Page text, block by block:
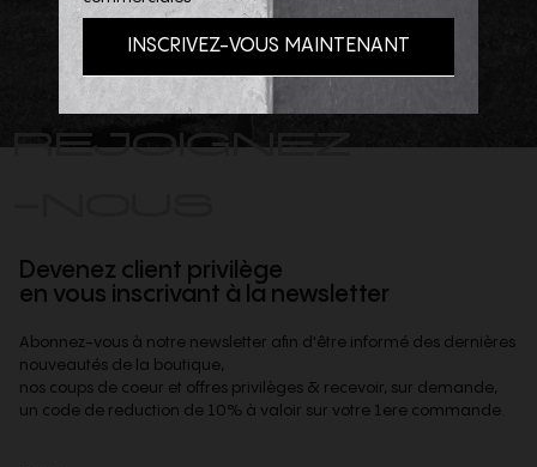
REJOIGNEZ
Devenez client privilège
en vous inscrivant à la newsletter
Abonnez-vous à notre newsletter afin d'être informé des dernières
nouveautés de la boutique,
nos coups de coeur et offres privilèges & recevoir, sur demande,
un code de reduction de 10% à valoir sur votre 1ere commande.